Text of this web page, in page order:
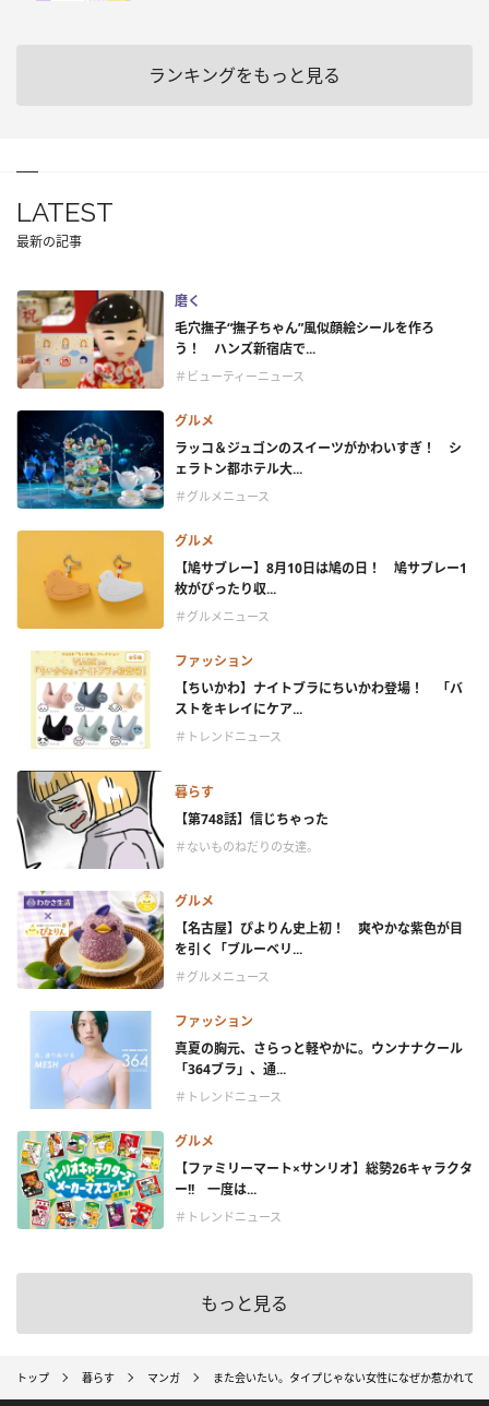
ランキングをもっと見る
LATEST
最新の記事
磨く
毛穴撫子“撫子ちゃん”風似顔絵シールを作ろ
う！ ハンズ新宿店で...
＃ビューティーニュース
グルメ
ラッコ＆ジュゴンのスイーツがかわいすぎ！ シ
ェラトン都ホテル大...
＃グルメニュース
グルメ
【鳩サブレー】8月10日は鳩の日！ 鳩サブレー1
枚がぴったり収...
＃グルメニュース
ファッション
【ちいかわ】ナイトブラにちいかわ登場！ 「バ
ストをキレイにケア...
＃トレンドニュース
暮らす
【第748話】信じちゃった
＃ないものねだりの女達。
グルメ
【名古屋】ぴよりん史上初！ 爽やかな紫色が目
を引く「ブルーベリ...
＃グルメニュース
ファッション
真夏の胸元、さらっと軽やかに。ウンナナクール
「364ブラ」、通...
＃トレンドニュース
グルメ
【ファミリーマート×サンリオ】総勢26キャラクタ
ー!! 一度は...
＃トレンドニュース
もっと見る
トップ 暮らす マンガ また会いたい。タイプじゃない女性になぜか惹かれて